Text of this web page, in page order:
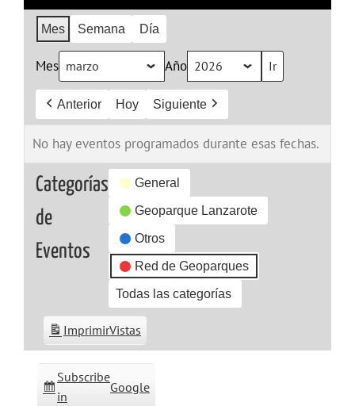
Mes Semana Día
Mes Año
Anterior Hoy Siguiente
No hay eventos programados durante esas fechas.
Categorías
de
Eventos
General
Geoparque Lanzarote
Otros
Red de Geoparques
Todas las categorías
Subscribe
in
Google
ImprimirVistas